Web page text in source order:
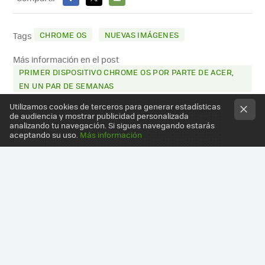
FACEBOOK
X
E-
MAIL
Tags CHROME OS NUEVAS IMÁGENES
Más información en el post
PRIMER DISPOSITIVO CHROME OS POR PARTE DE ACER,
EN UN PAR DE SEMANAS
Utilizamos cookies de terceros para generar estadísticas
de audiencia y mostrar publicidad personalizada
analizando tu navegación. Si sigues navegando estarás
aceptando su uso. Más información